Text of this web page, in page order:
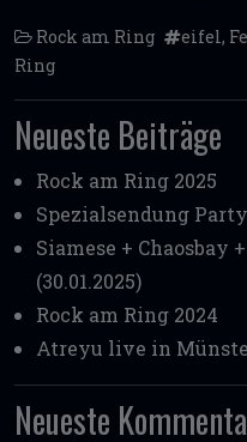
Rock am Ring eifel,
Ring
Neueste Beiträge
Rock am Ring 2025
Spezialsendung
Siamese +
(30.01.2025)
Rock am Ring 2024
Atreyu live in
Neueste